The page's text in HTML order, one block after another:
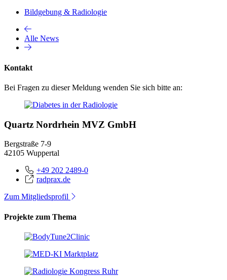
Bildgebung & Radiologie
Alle News
Kontakt
Bei Fragen zu dieser Meldung wenden Sie sich bitte an:
Quartz Nordrhein MVZ GmbH
Bergstraße 7-9
42105 Wuppertal
+49 202 2489-0
radprax.de
Zum Mitgliedsprofil
Projekte zum Thema